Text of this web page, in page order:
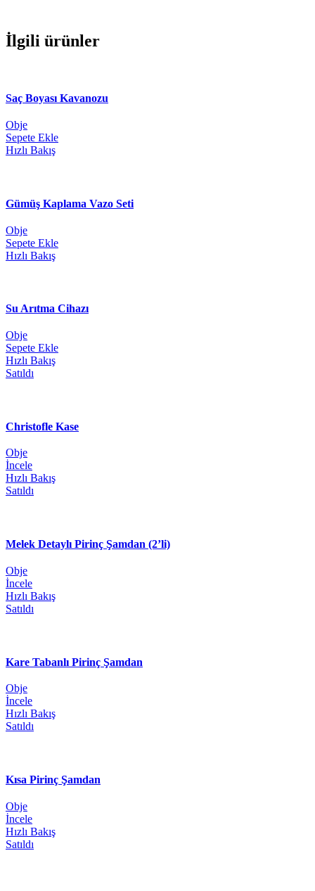
İlgili ürünler
Saç Boyası Kavanozu
Obje
Sepete Ekle
Hızlı Bakış
Gümüş Kaplama Vazo Seti
Obje
Sepete Ekle
Hızlı Bakış
Su Arıtma Cihazı
Obje
Sepete Ekle
Hızlı Bakış
Satıldı
Christofle Kase
Obje
İncele
Hızlı Bakış
Satıldı
Melek Detaylı Pirinç Şamdan (2’li)
Obje
İncele
Hızlı Bakış
Satıldı
Kare Tabanlı Pirinç Şamdan
Obje
İncele
Hızlı Bakış
Satıldı
Kısa Pirinç Şamdan
Obje
İncele
Hızlı Bakış
Satıldı